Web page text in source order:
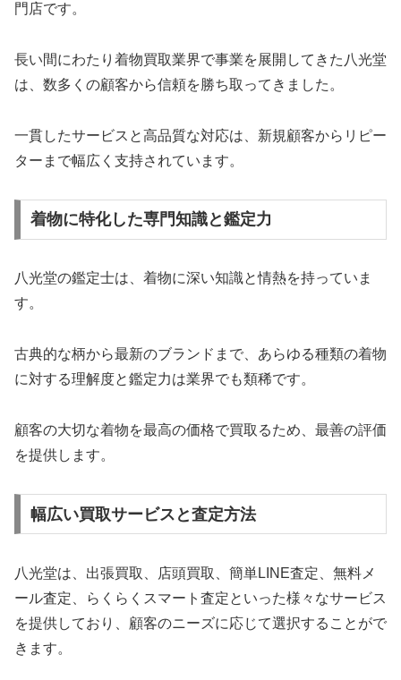
門店です。
長い間にわたり着物買取業界で事業を展開してきた八光堂
は、数多くの顧客から信頼を勝ち取ってきました。
一貫したサービスと高品質な対応は、新規顧客からリピー
ターまで幅広く支持されています。
着物に特化した専門知識と鑑定力
八光堂の鑑定士は、着物に深い知識と情熱を持っていま
す。
古典的な柄から最新のブランドまで、あらゆる種類の着物
に対する理解度と鑑定力は業界でも類稀です。
顧客の大切な着物を最高の価格で買取るため、最善の評価
を提供します。
幅広い買取サービスと査定方法
八光堂は、出張買取、店頭買取、簡単LINE査定、無料メ
ール査定、らくらくスマート査定といった様々なサービス
を提供しており、顧客のニーズに応じて選択することがで
きます。